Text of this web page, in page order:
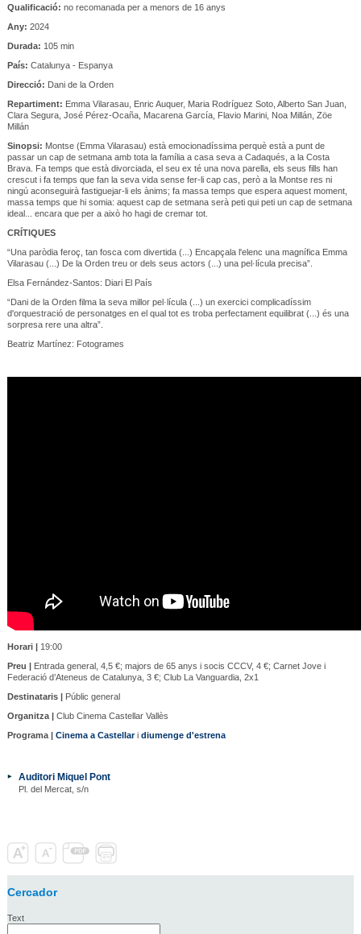
Qualificació: no recomanada per a menors de 16 anys
Any: 2024
Durada: 105 min
País: Catalunya - Espanya
Direcció: Dani de la Orden
Repartiment: Emma Vilarasau, Enric Auquer, Maria Rodríguez Soto, Alberto San Juan,
Clara Segura, José Pérez-Ocaña, Macarena García, Flavio Marini, Noa Millán, Zöe
Millán
Sinopsi: Montse (Emma Vilarasau) està emocionadíssima perquè està a punt de
passar un cap de setmana amb tota la família a casa seva a Cadaqués, a la Costa
Brava. Fa temps que està divorciada, el seu ex té una nova parella, els seus fills han
crescut i fa temps que fan la seva vida sense fer-li cap cas, però a la Montse res ni
ningú aconseguirà fastiguejar-li els ànims; fa massa temps que espera aquest moment,
massa temps que hi somia: aquest cap de setmana serà peti qui peti un cap de setmana
ideal... encara que per a això ho hagi de cremar tot.
CRÍTIQUES
“Una paròdia feroç, tan fosca com divertida (...) Encapçala l'elenc una magnífica Emma
Vilarasau (...) De la Orden treu or dels seus actors (...) una pel·lícula precisa”.
Elsa Fernández-Santos: Diari El País
“Dani de la Orden filma la seva millor pel·lícula (...) un exercici complicadíssim
d'orquestració de personatges en el qual tot es troba perfectament equilibrat (...) és una
sorpresa rere una altra”.
Beatriz Martínez: Fotogrames
Horari |19:00
Preu |Entrada general, 4,5 €; majors de 65 anys i socis CCCV, 4 €; Carnet Jove i
Federació d’Ateneus de Catalunya, 3 €; Club La Vanguardia, 2x1
Destinataris |Públic general
Organitza |Club Cinema Castellar Vallès
Programa | Cinema a Castellari diumenge d'estrena
Auditori Miquel Pont
Pl. del Mercat, s/n
Cercador
Text